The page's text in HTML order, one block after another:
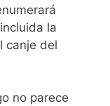
la
canje del
no parece